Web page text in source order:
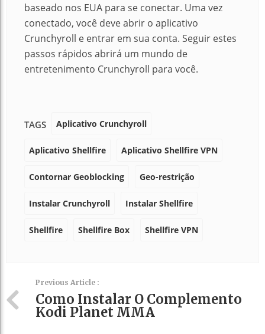
baseado nos EUA para se conectar. Uma vez
conectado, você deve abrir o aplicativo
Crunchyroll e entrar em sua conta. Seguir estes
passos rápidos abrirá um mundo de
entretenimento Crunchyroll para você.
TAGS Aplicativo Crunchyroll
Aplicativo Shellfire Aplicativo Shellfire VPN
Contornar Geoblocking Geo-restrição
Instalar Crunchyroll Instalar Shellfire
Shellfire Shellfire Box Shellfire VPN
Previous Article :
Como Instalar O Complemento
Kodi Planet MMA